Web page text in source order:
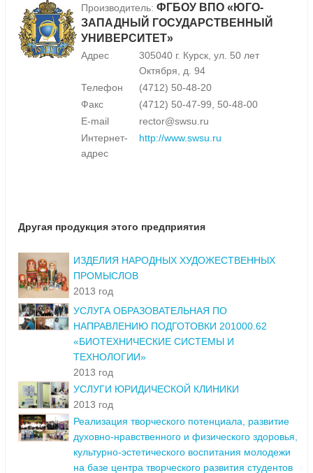
Производитель: ФГБОУ ВПО «ЮГО-
ЗАПАДНЫЙ ГОСУДАРСТВЕННЫЙ
УНИВЕРСИТЕТ»
Адрес
305040 г. Курск, ул. 50 лет
Октября, д. 94
Телефон
(4712) 50-48-20
Факс
(4712) 50-47-99, 50-48-00
E-mail
rector@swsu.ru
Интернет-
адрес
http://www.swsu.ru
Другая продукция этого предприятия
ИЗДЕЛИЯ НАРОДНЫХ ХУДОЖЕСТВЕННЫХ
ПРОМЫСЛОВ
2013 год
УСЛУГА ОБРАЗОВАТЕЛЬНАЯ ПО
НАПРАВЛЕНИЮ ПОДГОТОВКИ 201000.62
«БИОТЕХНИЧЕСКИЕ СИСТЕМЫ И
ТЕХНОЛОГИИ»
2013 год
УСЛУГИ ЮРИДИЧЕСКОЙ КЛИНИКИ
2013 год
Реализация творческого потенциала, развитие
духовно-нравственного и физического здоровья,
культурно-эстетического воспитания молодежи
на базе центра творческого развития студентов